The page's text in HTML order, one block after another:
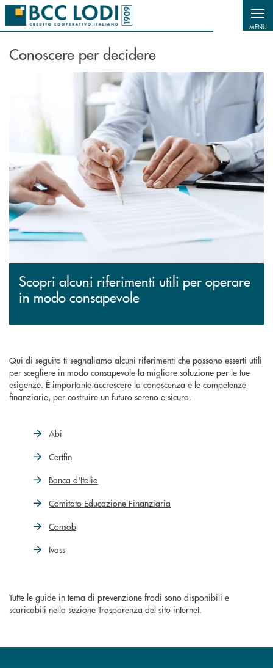
Salta al contenuto principale
MENU
Conoscere per decidere
Scopri alcuni riferimenti utili per operare
in modo consapevole
Qui di seguito ti segnaliamo alcuni riferimenti che possono esserti utili
per scegliere in modo consapevole la migliore soluzione per le tue
esigenze. È importante accrescere la conoscenza e le competenze
finanziarie, per costruire un futuro sereno e sicuro.
Abi
Certfin
Banca d'Italia
Comitato Educazione Finanziaria
Consob
Ivass
Tutte le guide in tema di prevenzione frodi sono disponibili e
scaricabili nella sezione Trasparenza del sito internet.